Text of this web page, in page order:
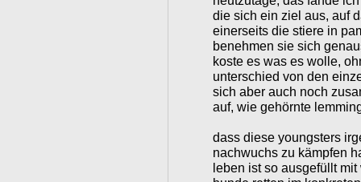
die sich ein ziel aus, auf
einerseits die stiere in
benehmen sie sich
koste es was es wolle,
unterschied von den
sich aber auch noch
auf, wie gehörnte
dass diese youngsters
nachwuchs zu kämpfen
leben ist so ausgefüllt